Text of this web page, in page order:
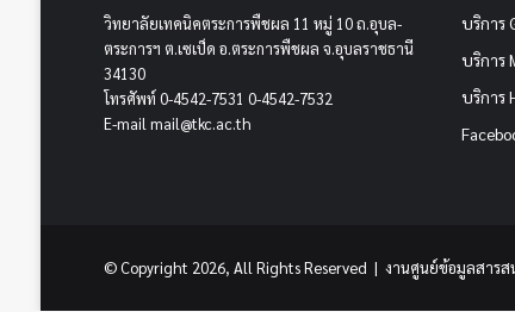
วิทยาลัยเทคนิคตระการพืชผล 11 หมู่ 10 ถ.อุบล-
ตระการฯ ต.เซเป็ด อ.ตระการพืชผล จ.อุบลราชธานี
34130
โทรศัพท์ 0-4542-7531 0-4542-7532
E-mail mail@tkc.ac.th
บริการ
บริการ
บริการ
© Copyright 2026, All Rights Reserved | งานศูนย์ข้อมูลสารสน